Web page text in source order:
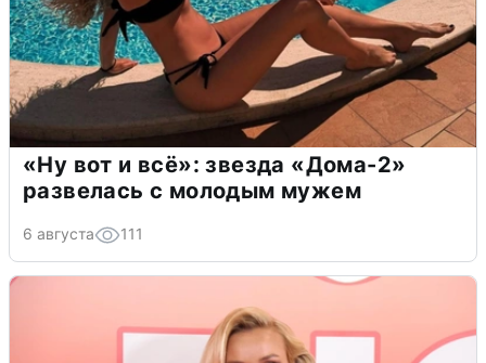
«Ну вот и всё»: звезда «Дома-2»
развелась с молодым мужем
6 августа 111